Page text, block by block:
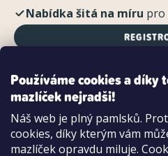
Používáme cookies a díky
mazlíček nejradši!
Náš web je plný pamlsků.
cookies, díky kterým vám
mazlíček opravdu miluje.
Nabídka šitá na míru pro
Možnosti platby:
Hotově i kartou na